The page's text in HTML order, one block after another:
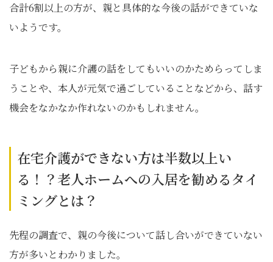
合計6割以上の方が、親と具体的な今後の話ができていな
いようです。
子どもから親に介護の話をしてもいいのかためらってしま
うことや、本人が元気で過ごしていることなどから、話す
機会をなかなか作れないのかもしれません。
在宅介護ができない方は半数以上い
る！？老人ホームへの入居を勧めるタイ
ミングとは？
先程の調査で、親の今後について話し合いができていない
方が多いとわかりました。